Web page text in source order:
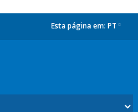
Esta página em: PT